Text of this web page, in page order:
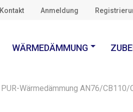
Kontakt Anmeldung
WÄRMEDÄMMUNG
PUR-Wärmedämmung AN76/CB110/